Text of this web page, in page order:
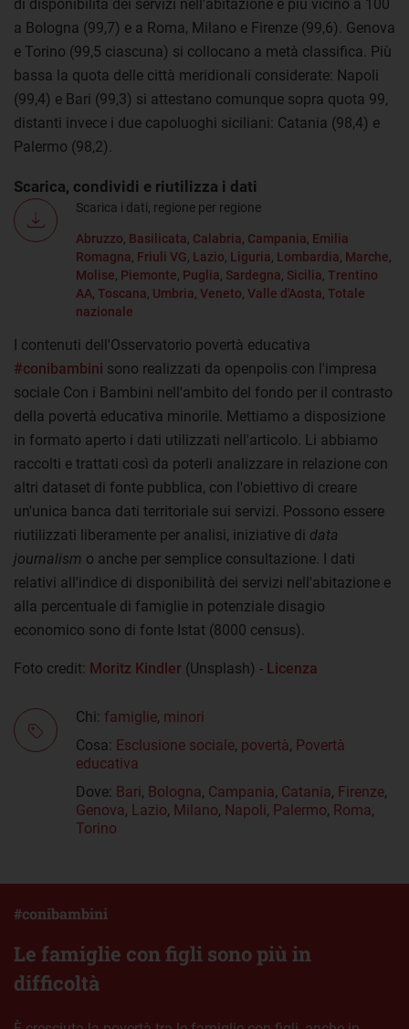
di disponibilità dei servizi nell'abitazione è più vicino a 100
a Bologna (99,7) e a Roma, Milano e Firenze (99,6). Genova
e Torino (99,5 ciascuna) si collocano a metà classifica. Più
bassa la quota delle città meridionali considerate: Napoli
(99,4) e Bari (99,3) si attestano comunque sopra quota 99,
distanti invece i due capoluoghi siciliani: Catania (98,4) e
Palermo (98,2).
Scarica, condividi e riutilizza i dati
Scarica i dati, regione per regione
Abruzzo Basilicata Calabria Campania Emilia
Romagna Friuli VG Lazio Liguria Lombardia Marche
Molise Piemonte Puglia Sardegna Sicilia Trentino
AA Toscana Umbria Veneto Valle d'Aosta Totale
nazionale
I contenuti dell'Osservatorio povertà educativa
#conibambini sono realizzati da openpolis con l'impresa
sociale Con i Bambini nell'ambito del fondo per il contrasto
della povertà educativa minorile. Mettiamo a disposizione
in formato aperto i dati utilizzati nell'articolo. Li abbiamo
raccolti e trattati così da poterli analizzare in relazione con
altri dataset di fonte pubblica, con l'obiettivo di creare
un'unica banca dati territoriale sui servizi. Possono essere
riutilizzati liberamente per analisi, iniziative di data
journalism o anche per semplice consultazione. I dati
relativi all'indice di disponibilità dei servizi nell'abitazione e
alla percentuale di famiglie in potenziale disagio
economico sono di fonte Istat (8000 census).
Foto credit: Moritz Kindler (Unsplash) - Licenza
Chi: famiglie, minori
Cosa: Esclusione sociale, povertà, Povertà
educativa
Dove: Bari, Bologna, Campania, Catania, Firenze,
Genova, Lazio, Milano, Napoli, Palermo, Roma,
Torino
Le famiglie con figli sono più in
difficoltà
#conibambini